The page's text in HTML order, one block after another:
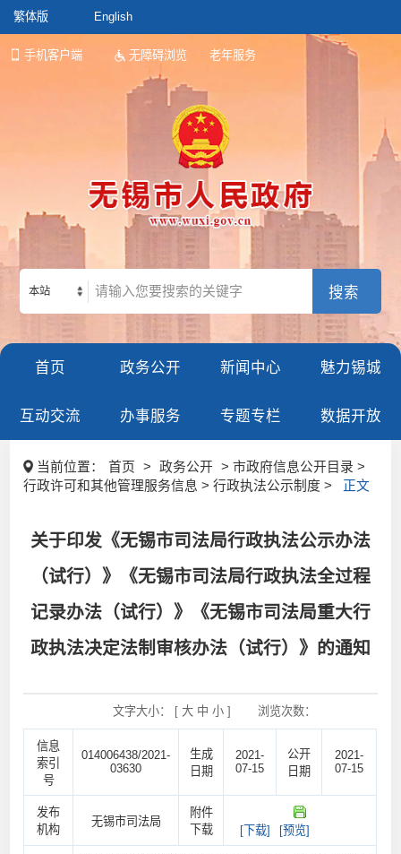
繁体版 English
手机客户端 无障碍浏览 老年服务
本站
首页 政务公开 新闻中心 魅力锡城
互动交流 办事服务 专题专栏 数据开放
当前位置： 首页 > 政务公开
> 市政府信息公开目录 >
行政许可和其他管理服务信息 > 行政执法公示制度 >
正文
关于印发《无锡市司法局行政执法公示办法
（试行）》《无锡市司法局行政执法全过程
记录办法（试行）》《无锡市司法局重大行
政执法决定法制审核办法（试行）》的通知
文字大小： [ 大 中 小] 浏览次数：
信息
索引
号
014006438/2021-
03630
生成
日期
2021-
07-15
公开
日期
2021-
07-15
发布
机构
无锡市司法局
附件
下载
[下载] [预览]